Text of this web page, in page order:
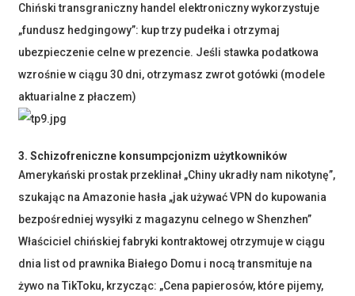
Chiński transgraniczny handel elektroniczny wykorzystuje
„fundusz hedgingowy”: kup trzy pudełka i otrzymaj
ubezpieczenie celne w prezencie. Jeśli stawka podatkowa
wzrośnie w ciągu 30 dni, otrzymasz zwrot gotówki (modele
aktuarialne z płaczem)
3. Schizofreniczne konsumpcjonizm użytkowników
Amerykański prostak przeklinał „Chiny ukradły nam nikotynę”,
szukając na Amazonie hasła „jak używać VPN do kupowania
bezpośredniej wysyłki z magazynu celnego w Shenzhen”
Właściciel chińskiej fabryki kontraktowej otrzymuje w ciągu
dnia list od prawnika Białego Domu i nocą transmituje na
żywo na TikToku, krzycząc: „Cena papierosów, które pijemy,